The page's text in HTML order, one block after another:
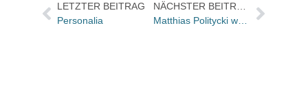
LETZTER BEITRAG
Personalia